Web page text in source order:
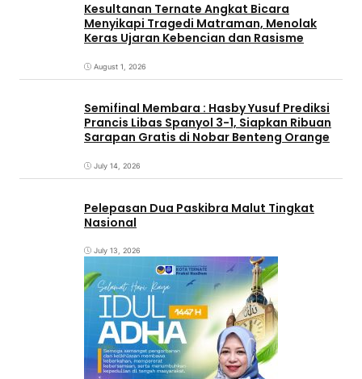
Kesultanan Ternate Angkat Bicara
Menyikapi Tragedi Matraman, Menolak
Keras Ujaran Kebencian dan Rasisme
August 1, 2026
Semifinal Membara : Hasby Yusuf Prediksi
Prancis Libas Spanyol 3-1, Siapkan Ribuan
Sarapan Gratis di Nobar Benteng Orange
July 14, 2026
Pelepasan Dua Paskibra Malut Tingkat
Nasional
July 13, 2026